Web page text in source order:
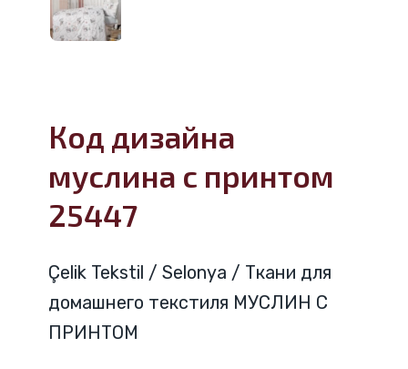
Код дизайна
муслина с принтом
25447
Çelik Tekstil / Selonya / Ткани для
домашнего текстиля МУСЛИН С
ПРИНТОМ